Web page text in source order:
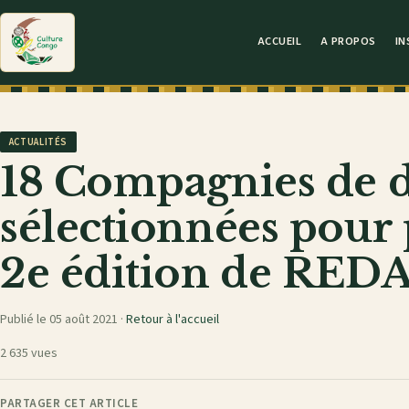
ACCUEIL A PROPOS
ACTUALITÉS
18 Compagnies de
sélectionnées
2e édition de
Publié le 05 août 2021 · Retour à l'accueil
2 635 vues
PARTAGER CET ARTICLE